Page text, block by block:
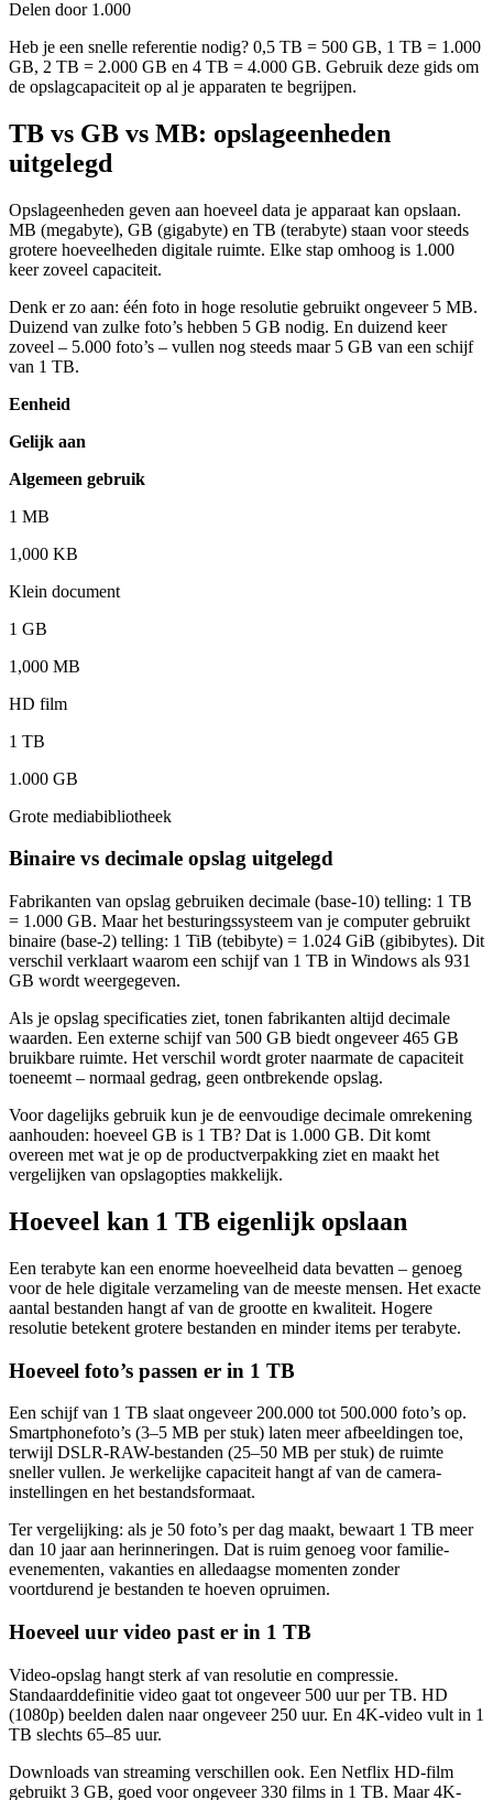
Delen door 1.000
Heb je een snelle referentie nodig? 0,5 TB = 500 GB, 1 TB = 1.000
GB, 2 TB = 2.000 GB en 4 TB = 4.000 GB. Gebruik deze gids om
de opslagcapaciteit op al je apparaten te begrijpen.
TB vs GB vs MB: opslag­eenheden
uitgelegd
Opslageenheden geven aan hoeveel data je apparaat kan opslaan.
MB (megabyte), GB (gigabyte) en TB (terabyte) staan voor steeds
grotere hoeveelheden digitale ruimte. Elke stap omhoog is 1.000
keer zoveel capaciteit.
Denk er zo aan: één foto in hoge resolutie gebruikt ongeveer 5 MB.
Duizend van zulke foto’s hebben 5 GB nodig. En duizend keer
zoveel – 5.000 foto’s – vullen nog steeds maar 5 GB van een schijf
van 1 TB.
Eenheid
Gelijk aan
Algemeen gebruik
1 MB
1,000 KB
Klein document
1 GB
1,000 MB
HD film
1 TB
1.000 GB
Grote mediabibliotheek
Binaire vs decimale opslag uitgelegd
Fabrikanten van opslag gebruiken decimale (base-10) telling: 1 TB
= 1.000 GB. Maar het besturingssysteem van je computer gebruikt
binaire (base-2) telling: 1 TiB (tebibyte) = 1.024 GiB (gibibytes). Dit
verschil verklaart waarom een schijf van 1 TB in Windows als 931
GB wordt weergegeven.
Als je opslag specificaties ziet, tonen fabrikanten altijd decimale
waarden. Een externe schijf van 500 GB biedt ongeveer 465 GB
bruikbare ruimte. Het verschil wordt groter naarmate de capaciteit
toeneemt – normaal gedrag, geen ontbrekende opslag.
Voor dagelijks gebruik kun je de eenvoudige decimale omrekening
aanhouden: hoeveel GB is 1 TB? Dat is 1.000 GB. Dit komt
overeen met wat je op de productverpakking ziet en maakt het
vergelijken van opslagopties makkelijk.
Hoeveel kan 1 TB eigenlijk opslaan
Een terabyte kan een enorme hoeveelheid data bevatten – genoeg
voor de hele digitale verzameling van de meeste mensen. Het exacte
aantal bestanden hangt af van de grootte en kwaliteit. Hogere
resolutie betekent grotere bestanden en minder items per terabyte.
Hoeveel foto’s passen er in 1 TB
Een schijf van 1 TB slaat ongeveer 200.000 tot 500.000 foto’s op.
Smartphonefoto’s (3–5 MB per stuk) laten meer afbeeldingen toe,
terwijl DSLR-RAW-bestanden (25–50 MB per stuk) de ruimte
sneller vullen. Je werkelijke capaciteit hangt af van de camera-
instellingen en het bestandsformaat.
Ter vergelijking: als je 50 foto’s per dag maakt, bewaart 1 TB meer
dan 10 jaar aan herinneringen. Dat is ruim genoeg voor familie-
evenementen, vakanties en alledaagse momenten zonder
voortdurend je bestanden te hoeven opruimen.
Hoeveel uur video past er in 1 TB
Video-opslag hangt sterk af van resolutie en compressie.
Standaarddefinitie video gaat tot ongeveer 500 uur per TB. HD
(1080p) beelden dalen naar ongeveer 250 uur. En 4K-video vult in 1
TB slechts 65–85 uur.
Downloads van streaming verschillen ook. Een Netflix HD-film
gebruikt 3 GB, goed voor ongeveer 330 films in 1 TB. Maar 4K-